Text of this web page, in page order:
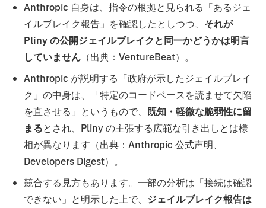
Anthropic 自身は、指令の根拠と見られる「あるジェ
イルブレイク報告」を確認したとしつつ、 それが
Pliny の公開ジェイルブレイクと同一かどうかは明言
していません （出典：VentureBeat）。
Anthropic が説明する「政府が示したジェイルブレイ
ク」の中身は、「特定のコードベースを読ませて欠陥
を直させる」というもので、 既知・軽微な脆弱性に留
まるとされ、Pliny の主張する広範な引き出しとは様
相が異なります（出典：Anthropic 公式声明、
Developers Digest）。
競合する見方もあります。一部の分析は「接続は確認
できない」と明示した上で、 ジェイルブレイク報告は